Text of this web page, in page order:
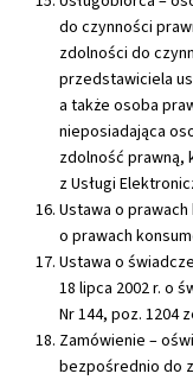
do czynności
zdolności do
przedstawiciela
a także osoba
nieposiadająca
zdolność prawną,
z Usługi
Ustawa o prawach
o prawach
Ustawa o
18 lipca 2002 r. o
Nr 144, poz. 1204
Zamówienie –
bezpośrednio do